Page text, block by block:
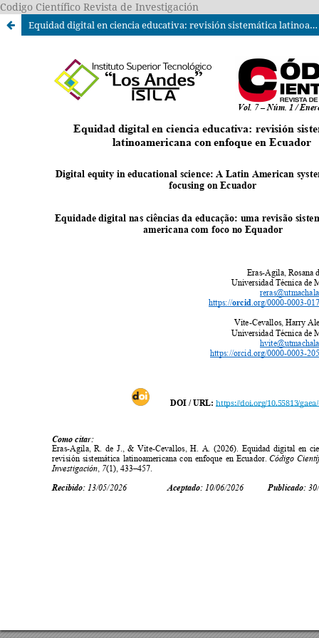
Codigo Científico Revista de Investigación
Equidad digital en ciencia educativa: revisión sistemática latinoamericana con enfoque en Ecuador